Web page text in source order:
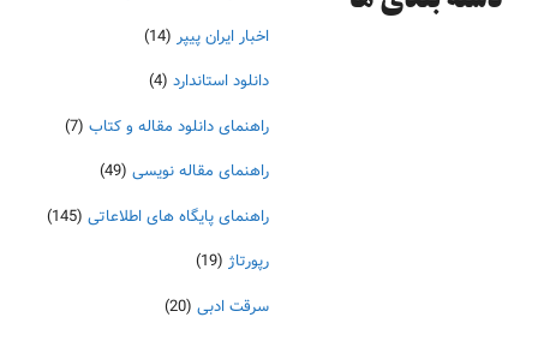
اخبار ایران پیپر (14)
دانلود استاندارد (4)
راهنمای دانلود مقاله و کتاب (7)
راهنمای مقاله نویسی (49)
راهنمای پایگاه های اطلاعاتی (145)
رپورتاژ (19)
سرقت ادبی (20)